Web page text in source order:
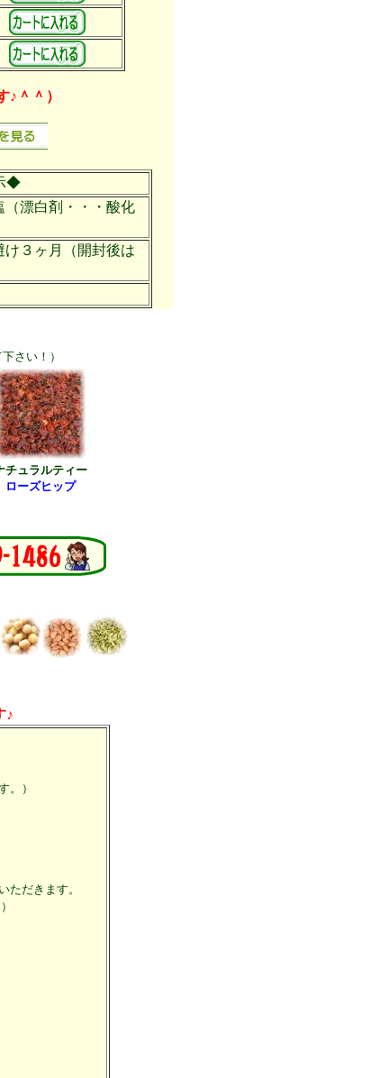
＾＾）
◆
漂白剤・・・酸化
３ヶ月（開封後は
さい！）
チュラルティー
ローズヒップ
♪
。）
ただきます。